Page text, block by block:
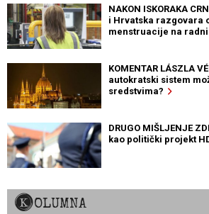
NAKON ISKORAKA
i Hrvatska razgovara
menstruacije na radni
KOMENTAR LÁSZLA
autokratski sistem
sredstvima?
DRUGO MIŠLJENJE
kao politički projekt
KOLUMNA